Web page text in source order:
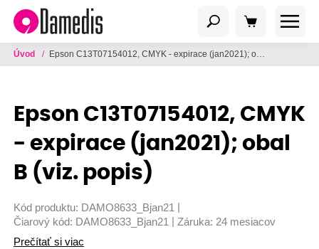
Úvod / Epson C13T07154012, CMYK - expirace (jan2021); obal B (viz. popis)
Epson C13T07154012, CMYK
- expirace (jan2021); obal
B (viz. popis)
Kód produktu: DAMO8633_Bjan21
Čiarový kód: DAMO8633_Bjan21 Záruka: 24 mesiacov
Prečítať si viac